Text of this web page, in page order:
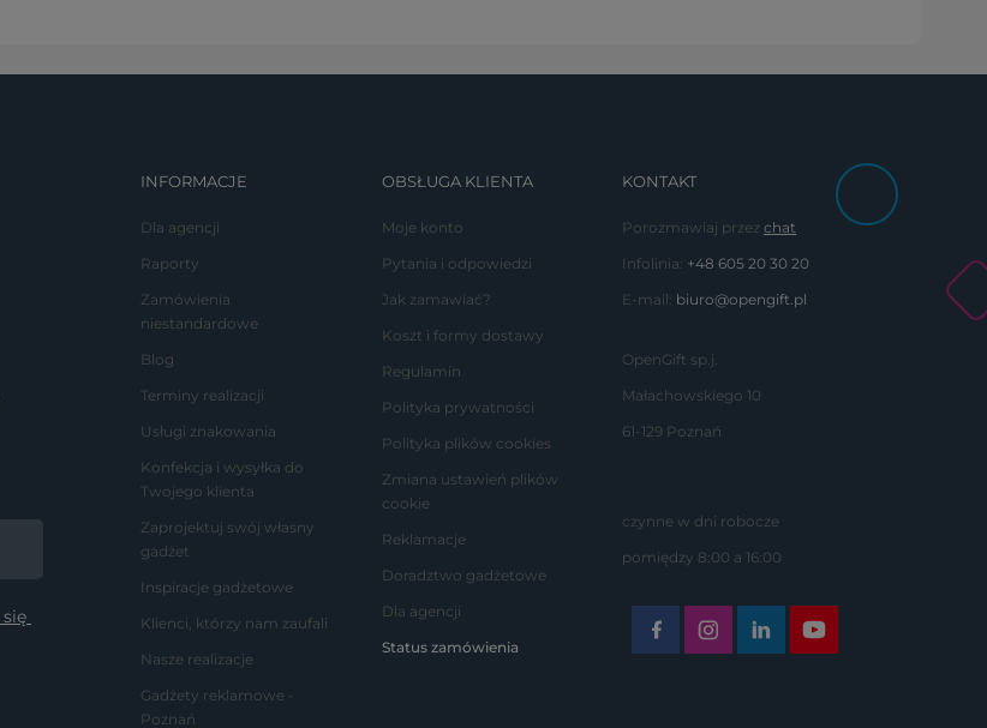
INFORMACJE
Dla agencji
Raporty
Zamówienia
niestandardowe
Blog
Terminy realizacji
Usługi znakowania
Konfekcja i wysyłka do
Twojego klienta
Zaprojektuj swój własny
gadżet
Inspiracje gadżetowe
Klienci, którzy nam zaufali
Nasze realizacje
Gadżety reklamowe -
Poznań
OBSŁUGA KLIENTA
Moje konto
Pytania i odpowiedzi
Jak zamawiać?
Koszt i formy dostawy
Regulamin
Polityka prywatności
Polityka plików cookies
Zmiana ustawień plików
cookie
Reklamacje
Doradztwo gadżetowe
Dla agencji
Status zamówienia
KONTAKT
Porozmawiaj przezchat
Infolinia: +48 605 20 30 20
E-mail: biuro@opengift.pl
OpenGift sp.j.
Małachowskiego 10
61-129 Poznań
czynne w dni robocze
pomiędzy 8:00 a 16:00